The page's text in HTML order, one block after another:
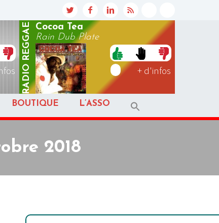
RADIO
REGGAE
Cocoa Tea
Rain Dub Plate
+ d'infos
BOUTIQUE L’ASSO
2018